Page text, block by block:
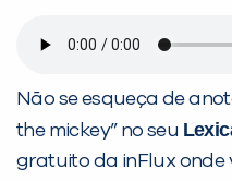
Não se esqueça de
the mickey” no seu
gratuito da inFlux onde